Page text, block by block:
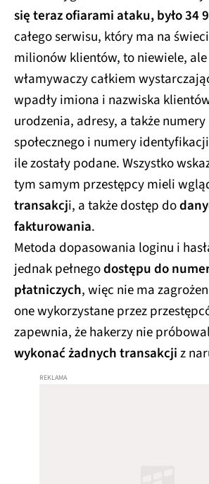
się teraz ofiarami ataku, było 34
całego serwisu, który ma na
milionów klientów, to niewiele,
włamywaczy całkiem
wpadły imiona i nazwiska
urodzenia, adresy, a także
społecznego i numery
ile zostały podane. Wszystko
tym samym przestępcy mieli
transakcji, a także dostęp do
fakturowania
Metoda dopasowania loginu i
jednak pełnegodostępu do
płatniczych , więc nie ma
one wykorzystane przez
zapewnia, że hakerzy nie
wykonać żadnych transakcji z